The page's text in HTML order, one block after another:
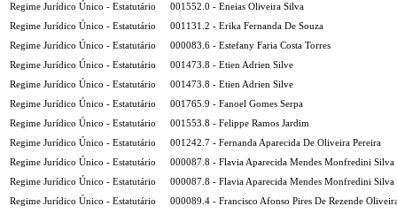
Regime Jurídico Único - Estatutário
001552.0 - Eneias Oliveira Silva
Regime Jurídico Único - Estatutário
001131.2 - Erika Fernanda De Souza
Regime Jurídico Único - Estatutário
000083.6 - Estefany Faria Costa Torres
Regime Jurídico Único - Estatutário
001473.8 - Etien Adrien Silve
Regime Jurídico Único - Estatutário
001473.8 - Etien Adrien Silve
Regime Jurídico Único - Estatutário
001765.9 - Fanoel Gomes Serpa
Regime Jurídico Único - Estatutário
001553.8 - Felippe Ramos Jardim
Regime Jurídico Único - Estatutário
001242.7 - Fernanda Aparecida De Oliveira Pereira
Regime Jurídico Único - Estatutário
000087.8 - Flavia Aparecida Mendes Monfredini Silva
Regime Jurídico Único - Estatutário
000087.8 - Flavia Aparecida Mendes Monfredini Silva
Regime Jurídico Único - Estatutário
000089.4 - Francisco Afonso Pires De Rezende